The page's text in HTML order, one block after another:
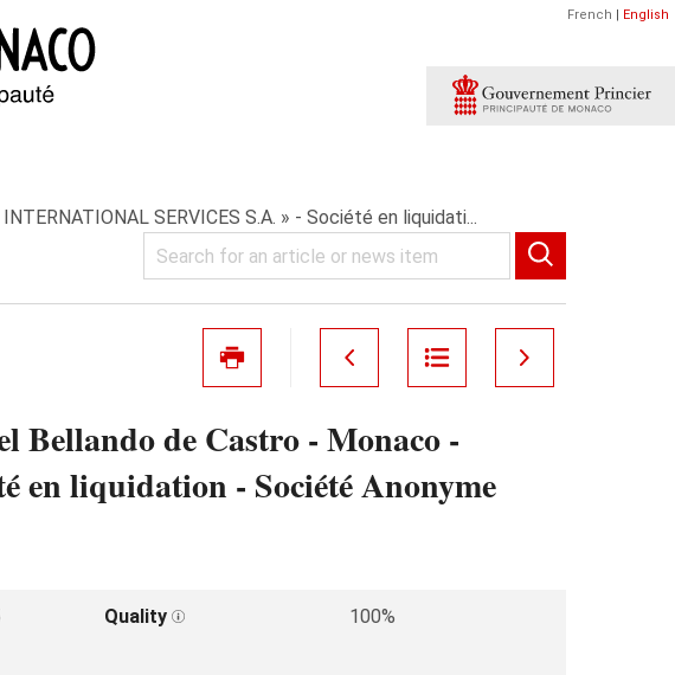
French | English
SERVICES S.A. » - Société en liquidati...
Bellando de Castro - Monaco -
liquidation - Société Anonyme
Quality
100%